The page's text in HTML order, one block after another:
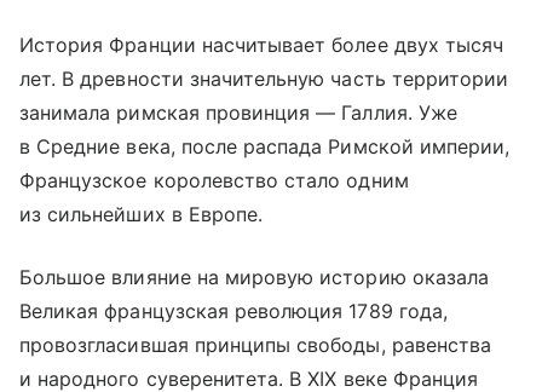
История Франции насчитывает более двух тысяч
лет. В древности значительную часть территории
занимала римская провинция — Галлия. Уже
в Средние века, после распада Римской империи,
Французское королевство стало одним
из сильнейших в Европе.
Большое влияние на мировую историю оказала
Великая французская революция 1789 года,
провозгласившая принципы свободы, равенства
и народного суверенитета. В XIX веке Франция